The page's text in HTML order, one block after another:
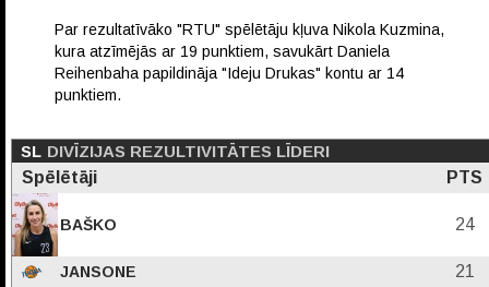
Par rezultatīvāko "RTU" spēlētāju kļuva Nikola Kuzmina,
kura atzīmējās ar 19 punktiem, savukārt Daniela
Reihenbaha papildināja "Ideju Drukas" kontu ar 14
punktiem.
SL DIVĪZIJAS REZULTIVITĀTES LĪDERI
Spēlētāji
PTS
BAŠKO 24
JANSONE 21